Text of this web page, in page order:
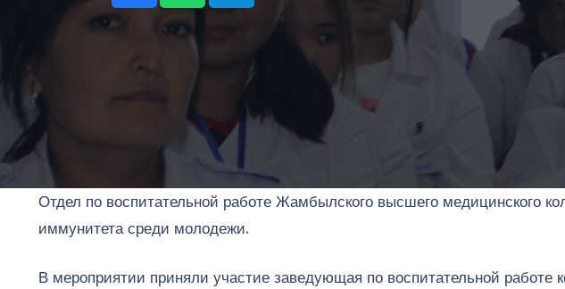
Отдел по воспитательной работе Жамбылского высшего медицинского
иммунитета среди молодежи.
В мероприятии приняли участие заведующая по воспитательной